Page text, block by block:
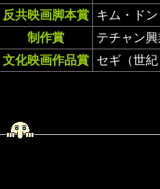
反共映画脚本賞 キム・ド
制作賞
テチャン
文化映画作品賞 セギ（世